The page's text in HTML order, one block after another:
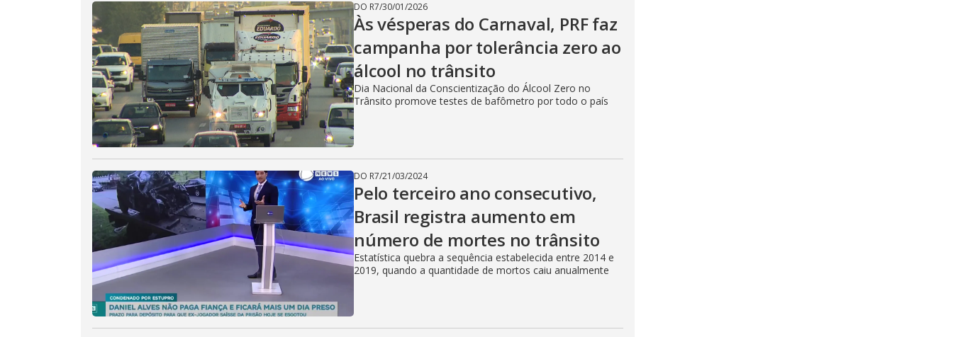
DO R7/30/01/2026
Às vésperas do Carnaval, PRF faz
campanha por tolerância zero ao
álcool no trânsito
Dia Nacional da Conscientização do Álcool Zero no
Trânsito promove testes de bafômetro por todo o país
DO R7/21/03/2024
Pelo terceiro ano consecutivo,
Brasil registra aumento em
número de mortes no trânsito
Estatística quebra a sequência estabelecida entre 2014 e
2019, quando a quantidade de mortos caiu anualmente